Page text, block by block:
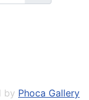
by Phoca Gallery